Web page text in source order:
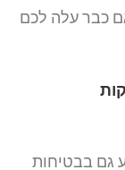
כבר עלה לכם
גם בבטיחות